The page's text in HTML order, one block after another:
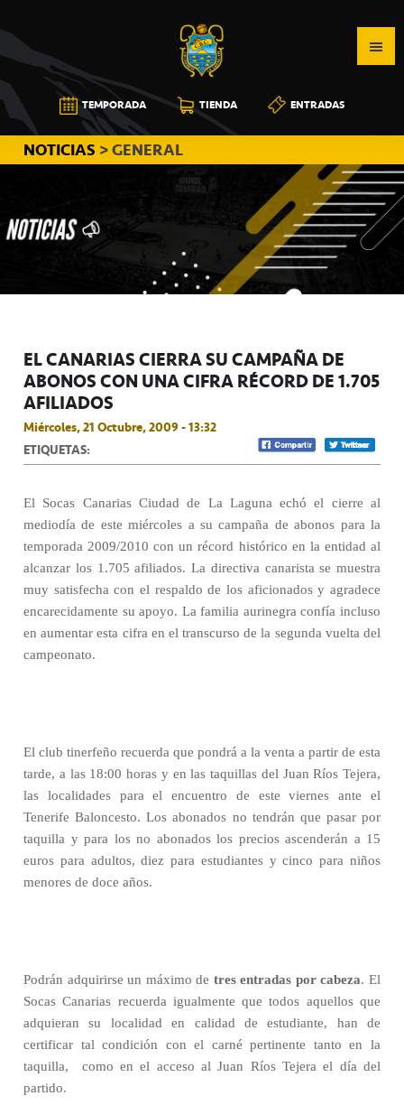
a
la
navegación
principal
al
contenido
principal
a
la
barra
lateral
principal
CB
CANARIAS
TEMPORADA TIENDA ENTRADAS
NOTICIAS > GENERAL
EL CANARIAS CIERRA SU CAMPAÑA DE
ABONOS CON UNA CIFRA RÉCORD DE 1.705
AFILIADOS
Miércoles, 21 Octubre, 2009 - 13:32
ETIQUETAS:
El Socas Canarias Ciudad de La Laguna echó el cierre al
mediodía de este miércoles a su campaña de abonos para la
temporada 2009/2010 con un récord histórico en la entidad al
alcanzar los 1.705 afiliados. La directiva canarista se muestra
muy satisfecha con el respaldo de los aficionados y agradece
encarecidamente su apoyo. La familia aurinegra confía incluso
en aumentar esta cifra en el transcurso de la segunda vuelta del
campeonato.
El club tinerfeño recuerda que pondrá a la venta a partir de esta
tarde, a las 18:00 horas y en las taquillas del Juan Ríos Tejera,
las localidades para el encuentro de este viernes ante el
Tenerife Baloncesto. Los abonados no tendrán que pasar por
taquilla y para los no abonados los precios ascenderán a 15
euros para adultos, diez para estudiantes y cinco para niños
menores de doce años.
Podrán adquirirse un máximo de tres entradas por cabeza. El
Socas Canarias recuerda igualmente que todos aquellos que
adquieran su localidad en calidad de estudiante, han de
certificar tal condición con el carné pertinente tanto en la
taquilla,
como en el acceso al Juan Ríos Tejera el día del
partido.